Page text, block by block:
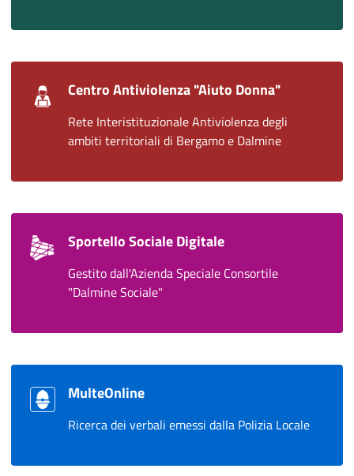
Centro Antiviolenza "Aiuto Donna"
Rete Interistituzionale Antiviolenza degli
ambiti territoriali di Bergamo e Dalmine
Sportello Sociale Digitale
Gestito dall'Azienda Speciale Consortile
"Dalmine Sociale"
MulteOnline
Ricerca dei verbali emessi dalla Polizia Locale